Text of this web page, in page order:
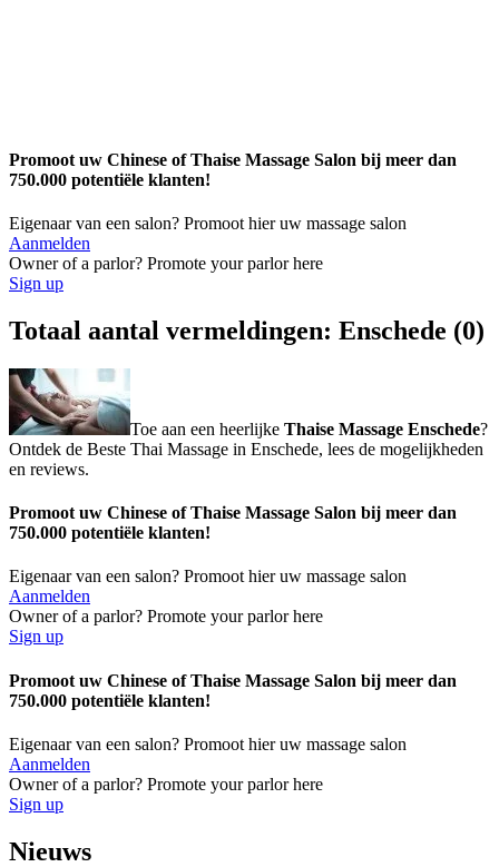
Promoot uw Chinese of Thaise Massage Salon bij meer dan
750.000 potentiële klanten!
Eigenaar van een salon? Promoot hier uw massage salon
Aanmelden
Owner of a parlor? Promote your parlor here
Sign up
Totaal aantal vermeldingen: Enschede (0)
Toe aan een heerlijke Thaise Massage Enschede?
Ontdek de Beste Thai Massage in Enschede, lees de mogelijkheden
en reviews.
Promoot uw Chinese of Thaise Massage Salon bij meer dan
750.000 potentiële klanten!
Eigenaar van een salon? Promoot hier uw massage salon
Aanmelden
Owner of a parlor? Promote your parlor here
Sign up
Promoot uw Chinese of Thaise Massage Salon bij meer dan
750.000 potentiële klanten!
Eigenaar van een salon? Promoot hier uw massage salon
Aanmelden
Owner of a parlor? Promote your parlor here
Sign up
Nieuws